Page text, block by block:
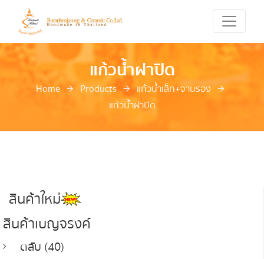
แก้วน้ำฝาปิด
Home Products
แก้วน้ำเล็ก+จานรอง
แก้วน้ำฝาปิด
สินค้าใหม่
สินค้าเบญจรงค์
ตลับ (40)